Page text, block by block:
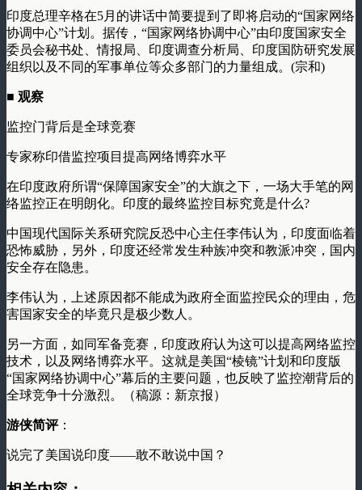
印度总理辛格在5月的讲话中简要提到了即将启动的“国家网络
协调中心”计划。据传，“国家网络协调中心”由印度国家安全
委员会秘书处、情报局、印度调查分析局、印度国防研究发展
组织以及不同的军事单位等众多部门的力量组成。(宗和)
■ 观察
监控门背后是全球竞赛
专家称印借监控项目提高网络博弈水平
在印度政府所谓“保障国家安全”的大旗之下，一场大手笔的网
络监控正在明朗化。印度的最终监控目标究竟是什么?
中国现代国际关系研究院反恐中心主任李伟认为，印度面临着
恐怖威胁，另外，印度还经常发生种族冲突和教派冲突，国内
安全存在隐患。
李伟认为，上述原因都不能成为政府全面监控民众的理由，危
害国家安全的毕竟只是极少数人。
另一方面，如同军备竞赛，印度政府认为这可以提高网络监控
技术，以及网络博弈水平。这就是美国“棱镜”计划和印度版
“国家网络协调中心”幕后的主要问题，也反映了监控潮背后的
全球竞争十分激烈。（稿源：新京报）
游侠简评：
说完了美国说印度——敢不敢说中国？